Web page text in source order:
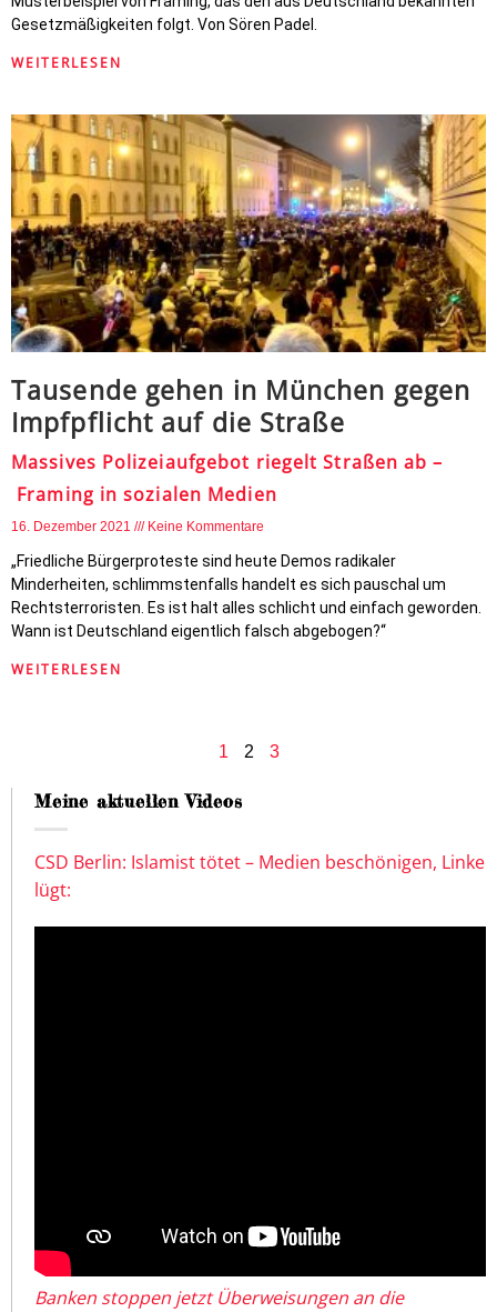
Gesetzmäßigkeiten folgt. Von Sören Padel.
WEITERLESEN
Tausende gehen in München gegen
Impfpflicht auf die Straße
Massives Polizeiaufgebot riegelt Straßen ab –
Framing in sozialen Medien
16. Dezember 2021 Keine Kommentare
„Friedliche Bürgerproteste sind heute Demos radikaler
Minderheiten, schlimmstenfalls handelt es sich pauschal um
Rechtsterroristen. Es ist halt alles schlicht und einfach geworden.
Wann ist Deutschland eigentlich falsch abgebogen?“
WEITERLESEN
1 2 3
Meine aktuellen Videos
CSD Berlin: Islamist tötet – Medien beschönigen, Linke
lügt:
Banken stoppen jetzt Überweisungen an die